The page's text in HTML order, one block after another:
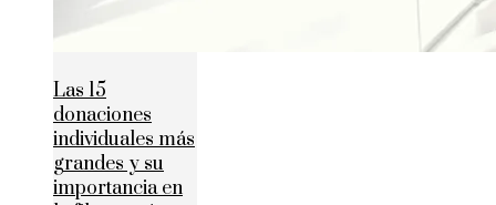
Las 15
donaciones
individuales más
grandes y su
importancia en